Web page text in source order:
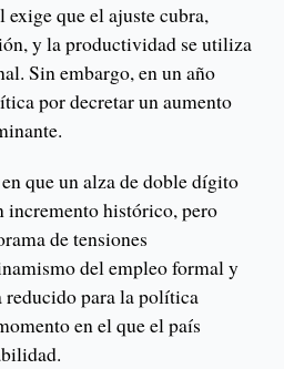
que el ajuste cubra,
y la productividad se utiliza
Sin embargo, en un año
por decretar un aumento
que un alza de doble dígito
incremento histórico, pero
de tensiones
del empleo formal y
reducido para la política
en el que el país